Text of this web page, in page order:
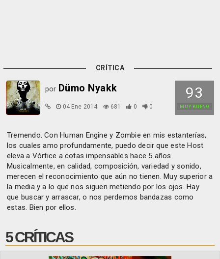
CRÍTICA
93
MUY BUENO
por Dümo Nyakk
04 Ene 2014 681 0 0
Tremendo. Con Human Engine y Zombie en mis estanterías,
los cuales amo profundamente, puedo decir que este Host
eleva a Vórtice a cotas impensables hace 5 años.
Musicalmente, en calidad, composición, variedad y sonido,
merecen el reconocimiento que aún no tienen. Muy superior a
la media y a lo que nos siguen metiendo por los ojos. Hay
que buscar y arrascar, o nos perdemos bandazas como
estas. Bien por ellos.
5 CRÍTICAS